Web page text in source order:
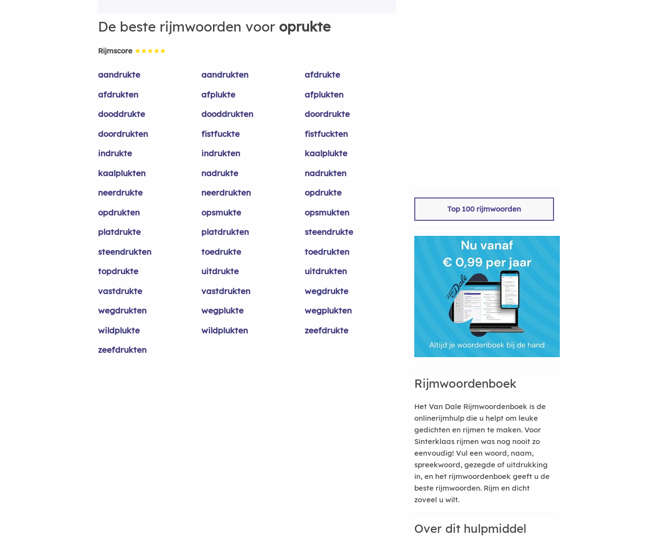
De beste rijmwoorden voor oprukte
Rijmscore ★★★★★
aandrukte aandrukten
afdrukte
afdrukten
afplukte
afplukten
dooddrukte
dooddrukten
doordrukte
doordrukten
fistfuckte
fistfuckten
indrukte
indrukten
kaalplukte
kaalplukten
nadrukte
nadrukten
neerdrukte
neerdrukten
opdrukte
opdrukten
opsmukte
opsmukten
platdrukte
platdrukten
steendrukte
steendrukten
toedrukte
toedrukten
topdrukte
uitdrukte
uitdrukten
vastdrukte
vastdrukten
wegdrukte
wegdrukten
wegplukte
wegplukten
wildplukte
wildplukten
zeefdrukte
zeefdrukten
Top 100 rijmwoorden
Rijmwoordenboek
Het Van Dale Rijmwoordenboek is de
onlinerijmhulp die u helpt om leuke
gedichten en rijmen te maken. Voor
Sinterklaas rijmen was nog nooit zo
eenvoudig! Vul een woord, naam,
spreekwoord, gezegde of uitdrukking
in, en het rijmwoordenboek geeft u de
beste rijmwoorden. Rijm en dicht
zoveel u wilt.
Over dit hulpmiddel